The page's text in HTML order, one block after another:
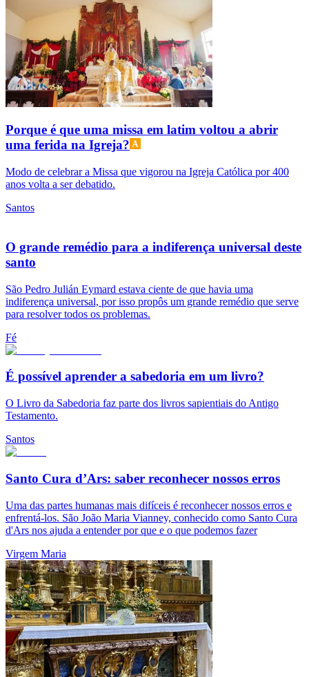
Porque é que uma missa em latim voltou a abrir
uma ferida na Igreja?
Modo de celebrar a Missa que vigorou na Igreja Católica por 400
anos volta a ser debatido.
Santos
O grande remédio para a indiferença universal deste
santo
São Pedro Julián Eymard estava ciente de que havia uma
indiferença universal, por isso propôs um grande remédio que serve
para resolver todos os problemas.
Fé
É possível aprender a sabedoria em um livro?
O Livro da Sabedoria faz parte dos livros sapientiais do Antigo
Testamento.
Santos
Santo Cura d’Ars: saber reconhecer nossos erros
Uma das partes humanas mais difíceis é reconhecer nossos erros e
enfrentá-los. São João Maria Vianney, conhecido como Santo Cura
d'Ars nos ajuda a entender por que e o que podemos fazer
Virgem Maria